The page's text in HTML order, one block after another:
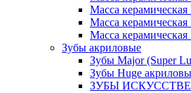
Масса
Масса керамическая
Масса
Зубы акриловые
Зубы Major (Super
Зубы Huge
ЗУБЫ